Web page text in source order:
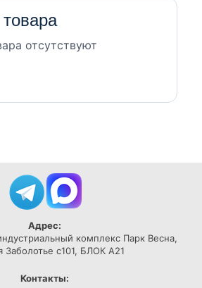
отсутствуют
Адрес:
комплекс Парк Весна,
Заболотье с101, БЛОК А21
Контакты: